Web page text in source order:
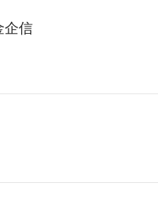
企信